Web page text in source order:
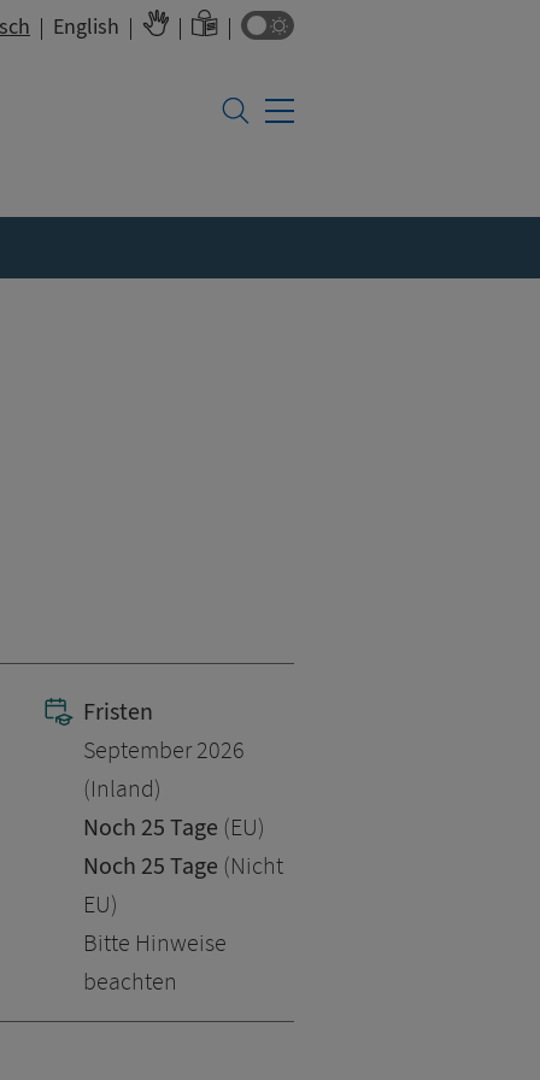
English Farbumschalter
Fristen
September 2026
(Inland)
Noch 25 Tage (EU)
Noch 25 Tage (Nicht
EU)
Bitte Hinweise
beachten